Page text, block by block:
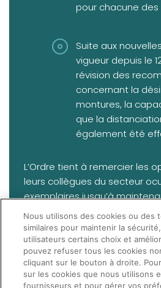
pour chacune des
Suite aux
vigueur depuis le
révision des
concernant la
montures, la
que la
également été
L’Ordre tient à remercier les
leurs collègues du secteur
exemplaires jusqu’à
de cette pandémie. Grâce
il a été possible de répondre
efficacement aux besoins de
matière de services et de
Nous utilisons des cookies ou des
similaires pour maintenir la
utilisateurs certains choix et
pouvez refuser tous les cookies
cliquant sur le bouton à droite.
sur les cookies que nous utilisons
fournisseurs et pour gérer vos